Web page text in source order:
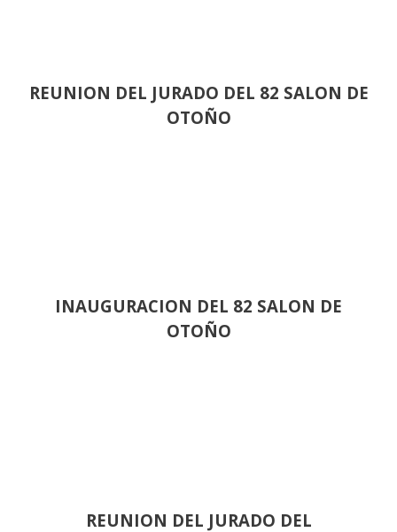
REUNION DEL JURADO DEL 82 SALON DE
OTOÑO
INAUGURACION DEL 82 SALON DE
OTOÑO
REUNION DEL JURADO DEL